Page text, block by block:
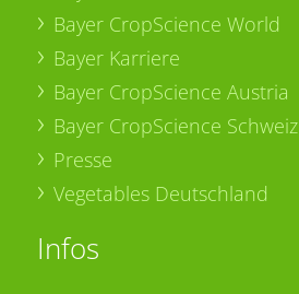
Bayer CropScience World
Bayer Karriere
Bayer CropScience Austria
Bayer CropScience Schweiz
Presse
Vegetables Deutschland
Infos